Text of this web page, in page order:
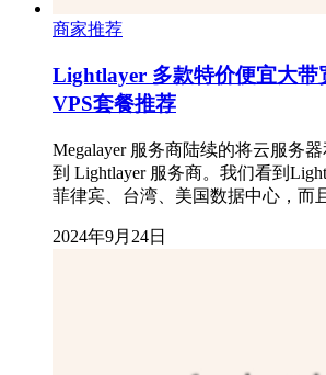
商家推荐
Lightlayer 多款特价便宜大带
VPS套餐推荐
Megalayer 服务商陆续的将云服务
到 Lightlayer 服务商。我们看到
菲律宾、台湾、美国数据中心，而
2024年9月24日